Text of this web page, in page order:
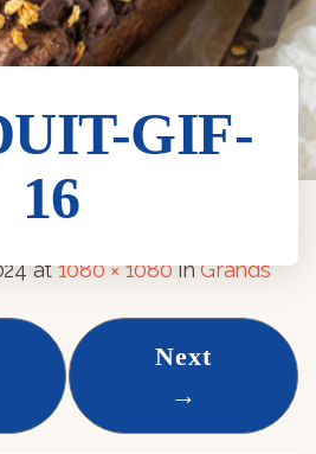
GIF-
16GIF-16
at1080 × 1080inGrands
Next
→